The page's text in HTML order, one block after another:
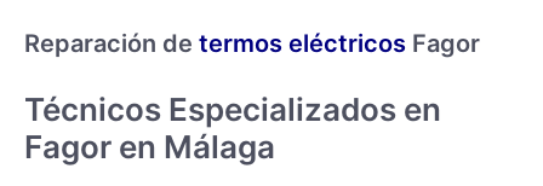
Reparación de termos eléctricos Fagor
Técnicos Especializados en
Fagor en Málaga